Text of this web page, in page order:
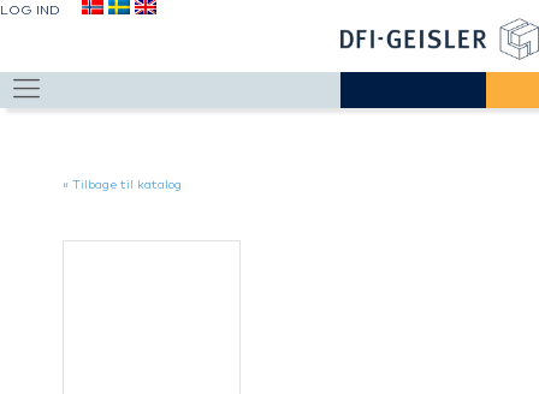
LOG IND
« Tilbage til katalog